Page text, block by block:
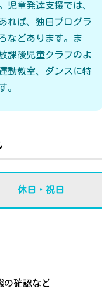
児童発達支援では、
れば、独自プログラ
などあります。ま
課後児童クラブのよ
動教室、ダンスに特
。
休日・祝日
の確認など